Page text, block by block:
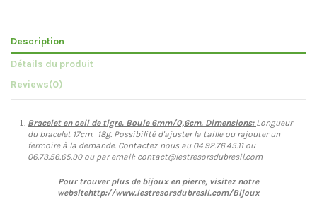
Description
Détails du produit
Reviews(0)
Bracelet en oeil de tigre. Boule 6mm/0,6cm. Dimensions: Longueur
du bracelet 17cm. 18g. Possibilité d'ajuster la taille ou rajouter un
fermoire à la demande. Contactez nous au 04.92.76.45.11 ou
06.73.56.65.90 ou par email: contact@lestresorsdubresil.com
Pour trouver plus de bijoux en pierre, visitez notre
websitehttp://www.lestresorsdubresil.com/Bijoux